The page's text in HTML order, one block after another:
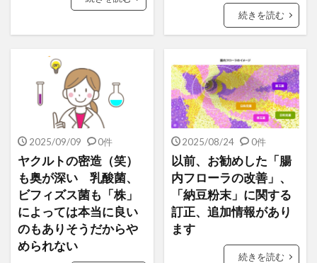
続きを読む
2025/09/09 0件
ヤクルトの密造（笑）
も奥が深い 乳酸菌、
ビフィズス菌も「株」
によっては本当に良い
のもありそうだからや
められない
2025/08/24 0件
以前、お勧めした「腸
内フローラの改善」、
「納豆粉末」に関する
訂正、追加情報があり
ます
続きを読む